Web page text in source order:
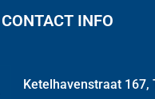
CONTACT INFO
Ketelhavenstraat 167,